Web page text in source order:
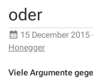
oder
15 December 2015
Honegger
Viele Argumente